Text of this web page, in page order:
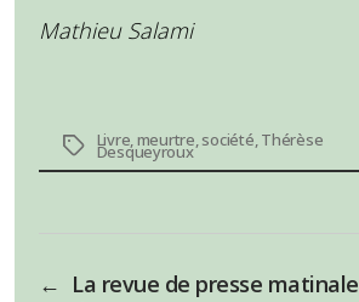
Mathieu Salami
Étiquettes
Livre,meurtre,société,Thérèse
Desqueyroux
← La revue de presse matinale